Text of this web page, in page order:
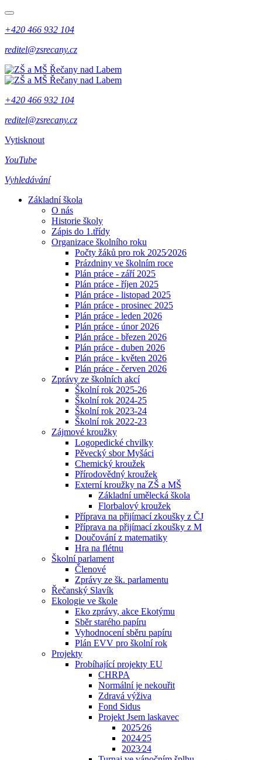
+420 466 932 104
reditel@zsrecany.cz
+420 466 932 104
reditel@zsrecany.cz
Vytisknout
YouTube
Vyhledávání
Základní škola
O nás
Historie školy
Zápis do 1.třídy
Organizace školního roku
Počty žáků pro rok 2025⁄2026
Prázdniny ve školním roce
Plán práce - září 2025
Plán práce - říjen 2025
Plán práce - listopad 2025
Plán práce - prosinec 2025
Plán práce - leden 2026
Plán práce - únor 2026
Plán práce - březen 2026
Plán práce - duben 2026
Plán práce - květen 2026
Plán práce - červen 2026
Zprávy ze školních akcí
Školní rok 2025-26
Školní rok 2024-25
Školní rok 2023-24
Školní rok 2022-23
Zájmové kroužky
Logopedické chvilky
Pěvecký sbor Myšáci
Chemický kroužek
Přírodovědný kroužek
Externí kroužky na ZŠ a MŠ
Základní umělecká škola
Florbalový kroužek
Příprava na přijímací zkoušky z ČJ
Příprava na přijímací zkoušky z M
Doučování z matematiky
Hra na flétnu
Školní parlament
Členové
Zprávy ze šk. parlamentu
Řečanský Slavík
Ekologie ve škole
Eko zprávy, akce Ekotýmu
Sběr starého papíru
Vyhodnocení sběru papíru
Plán EVV pro školní rok
Projekty
Probíhající projekty EU
CHRPA
Normální je nekouřit
Zdravá výživa
Fond Sidus
Projekt Jsem laskavec
2025⁄26
2024⁄25
2023⁄24